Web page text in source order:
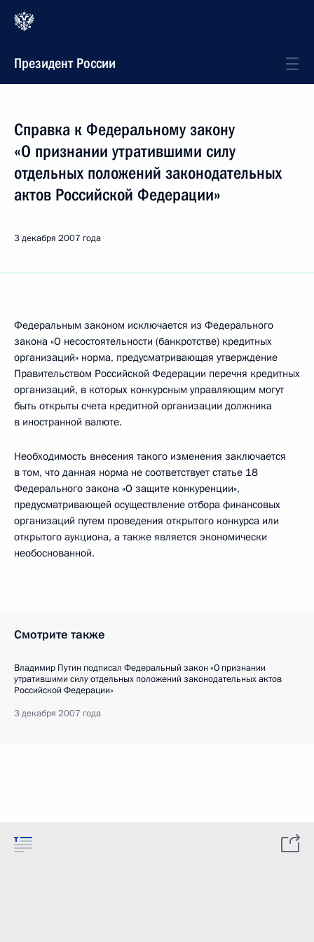
Президент России
Справка к Федеральному закону
«О признании утратившими силу
отдельных положений законодательных
актов Российской Федерации»
3 декабря 2007 года
Федеральным законом исключается из Федерального
закона «О несостоятельности (банкротстве) кредитных
организаций» норма, предусматривающая утверждение
Правительством Российской Федерации перечня кредитных
организаций, в которых конкурсным управляющим могут
быть открыты счета кредитной организации должника
в иностранной валюте.
Необходимость внесения такого изменения заключается
в том, что данная норма не соответствует статье 18
Федерального закона «О защите конкуренции»,
предусматривающей осуществление отбора финансовых
организаций путем проведения открытого конкурса или
открытого аукциона, а также является экономически
необоснованной.
Смотрите также
Владимир Путин подписал Федеральный закон «О признании
утратившими силу отдельных положений законодательных актов
Российской Федерации»
3 декабря 2007 года